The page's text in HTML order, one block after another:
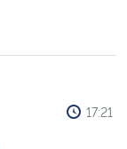
17:21